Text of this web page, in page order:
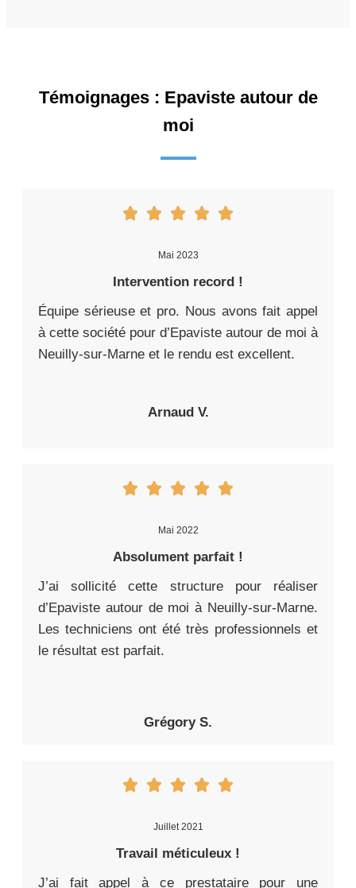
Témoignages : Epaviste autour de
moi
Mai 2023
Intervention record !
Équipe sérieuse et pro. Nous avons fait appel
à cette société pour d’Epaviste autour de moi à
Neuilly-sur-Marne et le rendu est excellent.
Arnaud V.
Mai 2022
Absolument parfait !
J’ai sollicité cette structure pour réaliser
d’Epaviste autour de moi à Neuilly-sur-Marne.
Les techniciens ont été très professionnels et
le résultat est parfait.
Grégory S.
Juillet 2021
Travail méticuleux !
J’ai fait appel à ce prestataire pour une